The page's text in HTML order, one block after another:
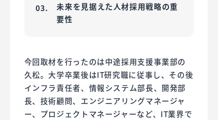
未来を見据えた人材採用戦略の重
要性
今回取材を行ったのは中途採用支援事業部の
久松。大学卒業後はIT研究職に従事し、その後
インフラ責任者、情報システム部長、開発部
長、技術顧問、エンジニアリングマネージャ
ー、プロジェクトマネージャーなど、IT業界で